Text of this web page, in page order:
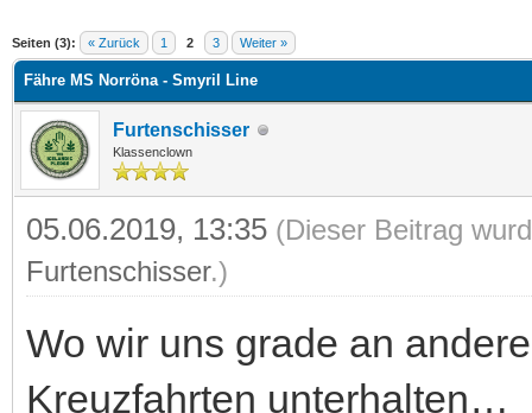
Seiten (3): « Zurück 1 2 3 Weiter »
Durchschnitt
Fähre MS Norröna - Smyril Line
Furtenschisser
Klassenclown
05.06.2019, 13:35 (Dieser Beitrag
Furtenschisser.)
Wo wir uns grade an
Kreuzfahrten unterhalten…